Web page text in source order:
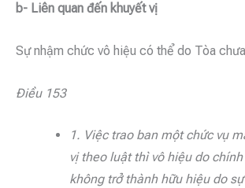
b- Liên quan đến khuyết vị
Sự nhậm chức vô hiệu có thể do Tòa
Điều 153
1. Việc trao ban một chức vụ
vị theo luật thì vô hiệu do
không trở thành hữu hiệu do